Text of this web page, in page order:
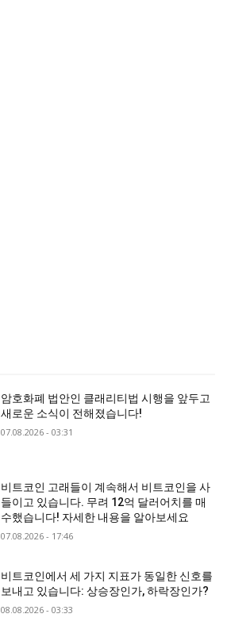
암호화폐 법안인 클래리티법 시행을 앞두고
새로운 소식이 전해졌습니다!
07.08.2026 - 03:31
비트코인 고래들이 계속해서 비트코인을 사
들이고 있습니다. 무려 12억 달러어치를 매
수했습니다! 자세한 내용을 알아보세요
07.08.2026 - 17:46
비트코인에서 세 가지 지표가 동일한 신호를
보내고 있습니다: 상승장인가, 하락장인가?
08.08.2026 - 03:33